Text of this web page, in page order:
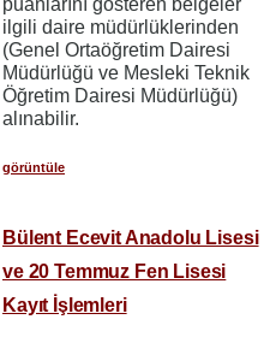
ilgili daire müdürlüklerinden
(Genel Ortaöğretim Dairesi
Müdürlüğü ve Mesleki Teknik
Öğretim Dairesi Müdürlüğü)
alınabilir.
görüntüle
Bülent Ecevit Anadolu Lisesi
ve 20 Temmuz Fen Lisesi
Kayıt İşlemleri